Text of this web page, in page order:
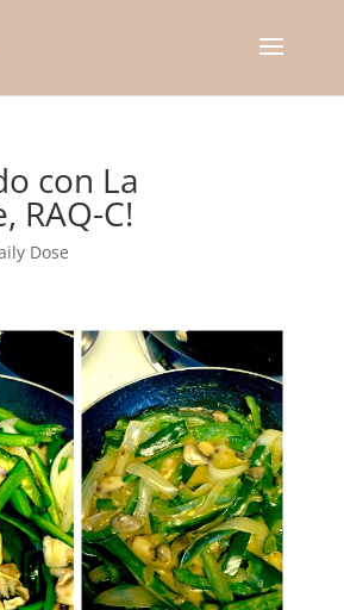
con La
RAQ-C!
Dose